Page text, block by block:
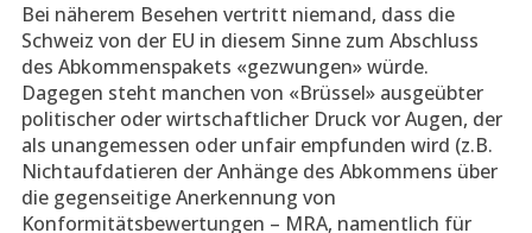
Bei näherem Besehen vertritt niemand, dass die
Schweiz von der EU in diesem Sinne zum Abschluss
des Abkommenspakets «gezwungen» würde.
Dagegen steht manchen von «Brüssel» ausgeübter
politischer oder wirtschaftlicher Druck vor Augen, der
als unangemessen oder unfair empfunden wird (z.B.
Nichtaufdatieren der Anhänge des Abkommens über
die gegenseitige Anerkennung von
Konformitätsbewertungen – MRA, namentlich für